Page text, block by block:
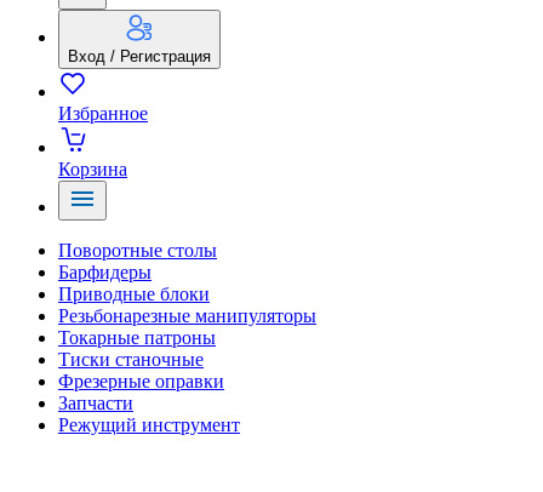
Вход / Регистрация
Избранное
Корзина
Поворотные столы
Барфидеры
Приводные блоки
Резьбонарезные манипуляторы
Токарные патроны
Тиски станочные
Фрезерные оправки
Запчасти
Режущий инструмент